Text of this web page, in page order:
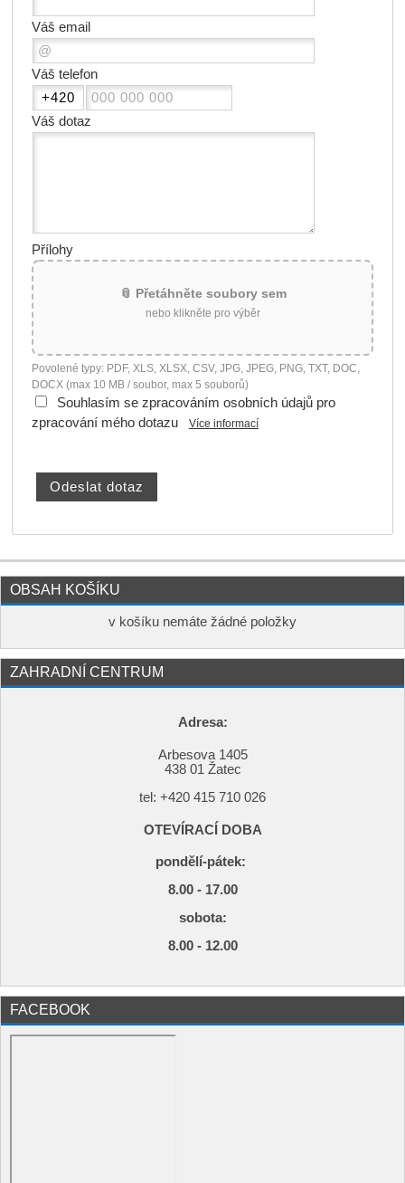
Váš email
Váš telefon
Váš dotaz
Přílohy
📎 Přetáhněte soubory sem
nebo klikněte pro výběr
Povolené typy: PDF, XLS, XLSX, CSV, JPG, JPEG, PNG, TXT, DOC,
DOCX (max 10 MB / soubor, max 5 souborů)
Souhlasím se zpracováním osobních údajů pro
zpracování mého dotazu
Více informací
OBSAH KOŠÍKU
v košíku nemáte žádné položky
ZAHRADNÍ CENTRUM
Adresa:
Arbesova 1405
438 01 Žatec
tel: +420 415 710 026
OTEVÍRACÍ DOBA
pondělí-pátek:
8.00 - 17.00
sobota:
8.00 - 12.00
FACEBOOK